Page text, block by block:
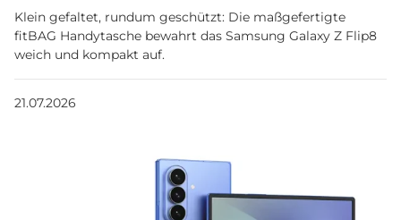
Klein gefaltet, rundum geschützt: Die maßgefertigte
fitBAG Handytasche bewahrt das Samsung Galaxy Z Flip8
weich und kompakt auf.
21.07.2026